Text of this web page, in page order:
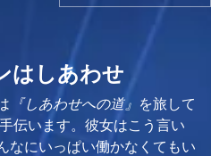
はしあわせ
『しあわせへの道』 を旅して
伝います。彼女はこう言い
なにいっぱい働かなくてもい